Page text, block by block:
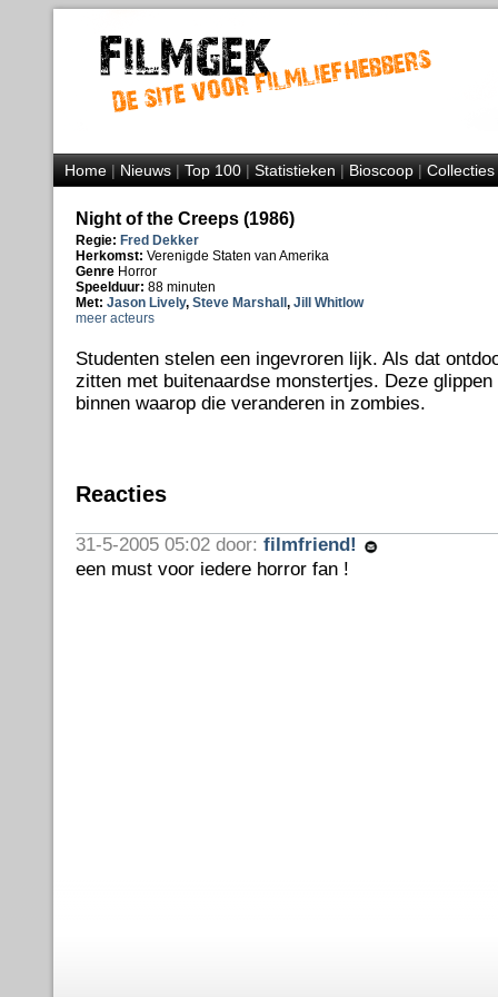
Home|Nieuws|Top 100|Statistieken|Bioscoop|Collecties
Night of the Creeps (1986)
Regie: Fred Dekker
Herkomst: Verenigde Staten van Amerika
Genre Horror
Speelduur: 88 minuten
Met: Jason Lively, Steve Marshall , Jill Whitlow
meer acteurs
Studenten stelen een ingevroren lijk. Als dat
zitten met buitenaardse monstertjes. Deze
binnen waarop die veranderen in zombies.
Reacties
31-5-2005 05:02 door: filmfriend!
een must voor iedere horror fan !